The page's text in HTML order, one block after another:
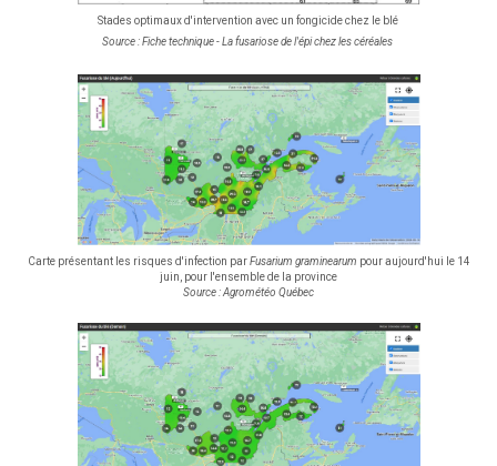
Stades optimaux d'intervention avec un fongicide chez le blé
Source : Fiche technique - La fusariose de l'épi chez les céréales
Carte présentant les risques d'infection parFusarium graminearum pour aujourd'hui le 14
juin, pour l'ensemble de la province
Source : Agrométéo Québec